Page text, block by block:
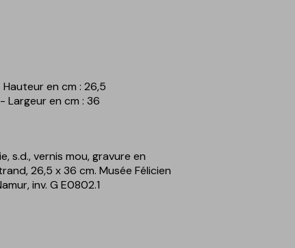
en cm : 26,5
Largeur en cm : 36
s.d., vernis mou, gravure en
26,5 x 36 cm. Musée Félicien
inv. G E0802.1